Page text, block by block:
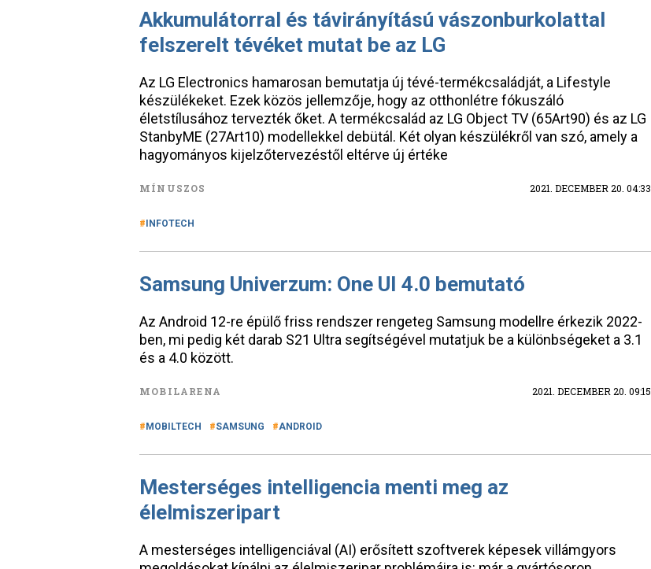
Akkumulátorral és távirányítású vászonburkolattal
felszerelt tévéket mutat be az LG
Az LG Electronics hamarosan bemutatja új tévé-termékcsaládját, a Lifestyle
készülékeket. Ezek közös jellemzője, hogy az otthonlétre fókuszáló
életstílusához tervezték őket. A termékcsalád az LG Object TV (65Art90) és az LG
StanbyME (27Art10) modellekkel debütál. Két olyan készülékről van szó, amely a
hagyományos kijelzőtervezéstől eltérve új értéke
MÍNUSZOS 2021. DECEMBER 20. 04:33
INFOTECH
Samsung Univerzum: One UI 4.0 bemutató
Az Android 12-re épülő friss rendszer rengeteg Samsung modellre érkezik 2022-
ben, mi pedig két darab S21 Ultra segítségével mutatjuk be a különbségeket a 3.1
és a 4.0 között.
MOBILARENA 2021. DECEMBER 20. 09:15
MOBILTECH SAMSUNG ANDROID
Mesterséges intelligencia menti meg az
élelmiszeripart
A mesterséges intelligenciával (AI) erősített szoftverek képesek villámgyors